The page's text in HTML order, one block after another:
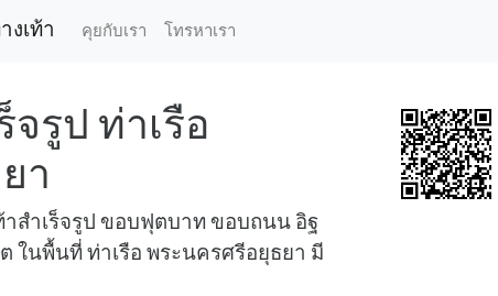
เท้า คุยกับเรา โทรหาเรา
รูป ท่าเรือ
า
สำเร็จรูป ขอบฟุตบาท ขอบถนน อิฐ
นพื้นที่ ท่าเรือ พระนครศรีอยุธยา มี